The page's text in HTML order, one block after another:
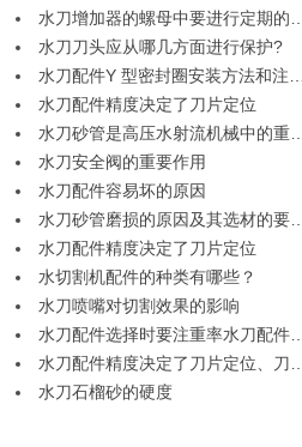
水刀增加器的螺母中要进行定期的…
水刀刀头应从哪几方面进行保护?
水刀配件Y 型密封圈安装方法和注…
水刀配件精度决定了刀片定位
水刀砂管是高压水射流机械中的重…
水刀安全阀的重要作用
水刀配件容易坏的原因
水刀砂管磨损的原因及其选材的要…
水刀配件精度决定了刀片定位
水切割机配件的种类有哪些？
水刀喷嘴对切割效果的影响
水刀配件选择时要注重率水刀配件…
水刀配件精度决定了刀片定位、刀…
水刀石榴砂的硬度